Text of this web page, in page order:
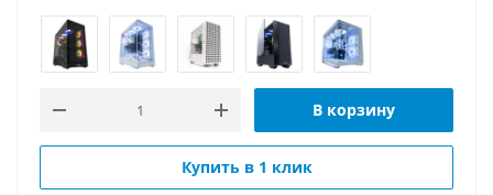
В корзину
Купить в 1 клик